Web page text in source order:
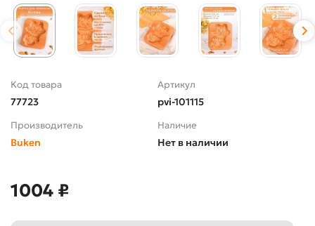
Код товара
77723
Артикул
pvi-101115
Производитель
Buken
Наличие
Нет в наличии
1004 ₽